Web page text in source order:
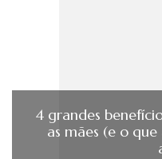
4 grandes
as mães (e o